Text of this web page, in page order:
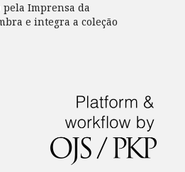
Imprensa da
e integra a coleção